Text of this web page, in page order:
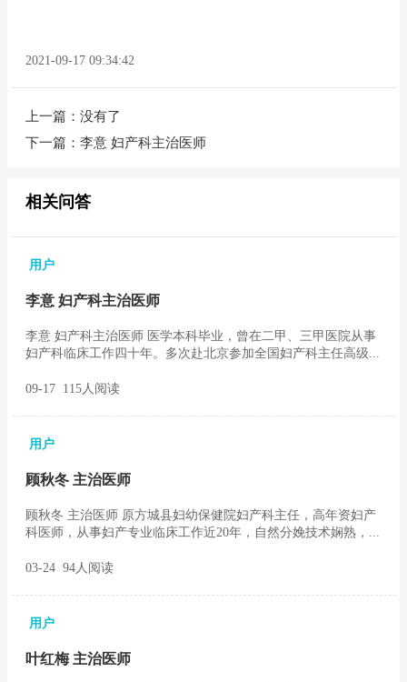
2021-09-17 09:34:42
上一篇：没有了
下一篇： 李意 妇产科主治医师
相关问答
用户
李意 妇产科主治医师
李意 妇产科主治医师 医学本科毕业，曾在二甲、三甲医院从事
妇产科临床工作四十年。多次赴北京参加全国妇产科主任高级...
09-17 115人阅读
用户
顾秋冬 主治医师
顾秋冬 主治医师 原方城县妇幼保健院妇产科主任，高年资妇产
科医师，从事妇产专业临床工作近20年，自然分娩技术娴熟，...
03-24 94人阅读
用户
叶红梅 主治医师